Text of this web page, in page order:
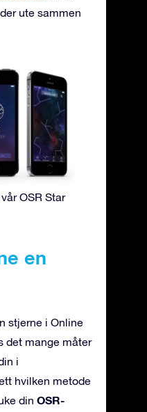
ute sammen
OSR Star
en
stjerne i Online
det mange måter
i
hvilken metode
din OSR-